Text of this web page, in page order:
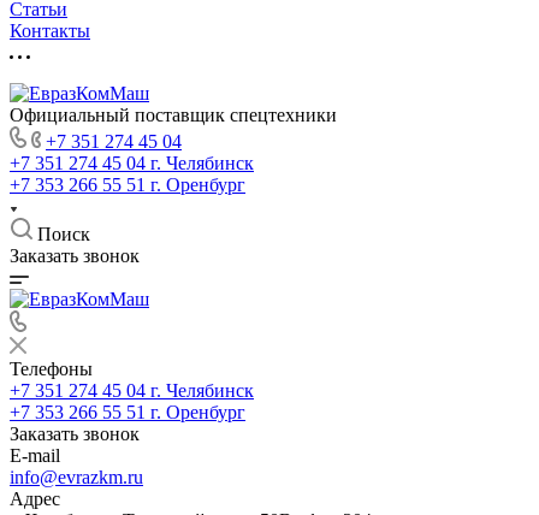
Статьи
Контакты
Официальный поставщик спецтехники
+7 351 274 45 04
+7 351 274 45 04 г. Челябинск
+7 353 266 55 51 г. Оренбург
Поиск
Заказать звонок
Телефоны
+7 351 274 45 04 г. Челябинск
+7 353 266 55 51 г. Оренбург
Заказать звонок
E-mail
info@evrazkm.ru
Адрес